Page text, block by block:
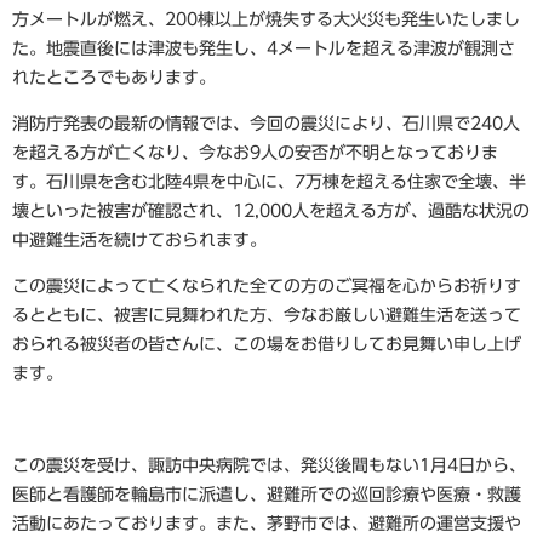
方メートルが燃え、200棟以上が焼失する大火災も発生いたしまし
た。地震直後には津波も発生し、4メートルを超える津波が観測さ
れたところでもあります。
消防庁発表の最新の情報では、今回の震災により、石川県で240人
を超える方が亡くなり、今なお9人の安否が不明となっておりま
す。石川県を含む北陸4県を中心に、7万棟を超える住家で全壊、半
壊といった被害が確認され、12,000人を超える方が、過酷な状況の
中避難生活を続けておられます。
この震災によって亡くなられた全ての方のご冥福を心からお祈りす
るとともに、被害に見舞われた方、今なお厳しい避難生活を送って
おられる被災者の皆さんに、この場をお借りしてお見舞い申し上げ
ます。
この震災を受け、諏訪中央病院では、発災後間もない1月4日から、
医師と看護師を輪島市に派遣し、避難所での巡回診療や医療・救護
活動にあたっております。また、茅野市では、避難所の運営支援や